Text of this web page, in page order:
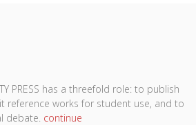
PRESS has a threefold role: to publish
reference works for student use, and to
debate. continue